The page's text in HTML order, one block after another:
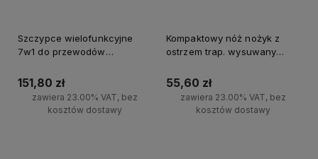
Szczypce wielofunkcyjne
7w1 do przewodów
151,80 zł
zawiera 23.00% VAT, bez
kosztów dostawy
Kompaktowy nóż nożyk z
ostrzem trap. wysuwany
55,60 zł
zawiera 23.00% VAT, bez
kosztów dostawy